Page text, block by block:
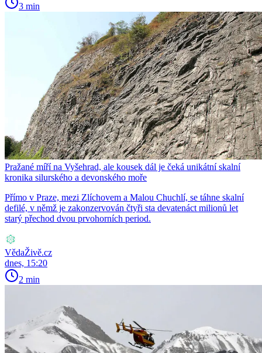
3 min
Pražané míří na Vyšehrad, ale kousek dál je čeká unikátní skalní
kronika silurského a devonského moře
Přímo v Praze, mezi Zlíchovem a Malou Chuchlí, se táhne skalní
defilé, v němž je zakonzervován čtyři sta devatenáct milionů let
starý přechod dvou prvohorních period.
VědaŽivě.cz
dnes, 15:20
2 min